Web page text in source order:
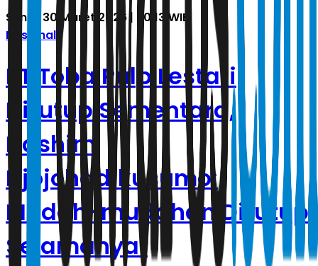
Senin, 30 Maret 2026 | 20.13 WIB
Nasional
PT Toba Pulp Lestari
Ditutup Sementara,
Hashim
Djojohadikusumo:
Mudah-mudahan Ditutup
Selamanya!